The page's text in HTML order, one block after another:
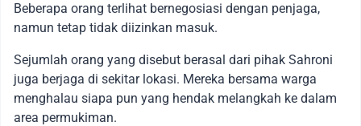
Beberapa orang terlihat bernegosiasi dengan penjaga,
namun tetap tidak diizinkan masuk.
Sejumlah orang yang disebut berasal dari pihak Sahroni
juga berjaga di sekitar lokasi. Mereka bersama warga
menghalau siapa pun yang hendak melangkah ke dalam
area permukiman.